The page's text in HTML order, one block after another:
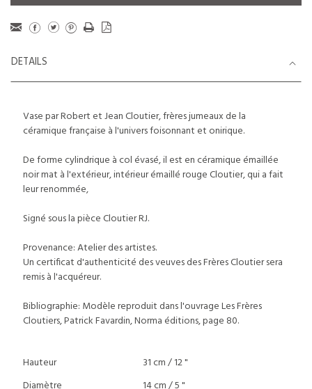
DETAILS
Vase par Robert et Jean Cloutier, frères jumeaux de la
céramique française à l'univers foisonnant et onirique.
De forme cylindrique à col évasé, il est en céramique émaillée
noir mat à l'extérieur, intérieur émaillé rouge Cloutier, qui a fait
leur renommée,
Signé sous la pièce Cloutier RJ.
Provenance: Atelier des artistes.
Un certificat d'authenticité des veuves des Frères Cloutier sera
remis à l'acquéreur.
Bibliographie: Modèle reproduit dans l'ouvrage Les Frères
Cloutiers, Patrick Favardin, Norma éditions, page 80.
Hauteur
31 cm / 12 "